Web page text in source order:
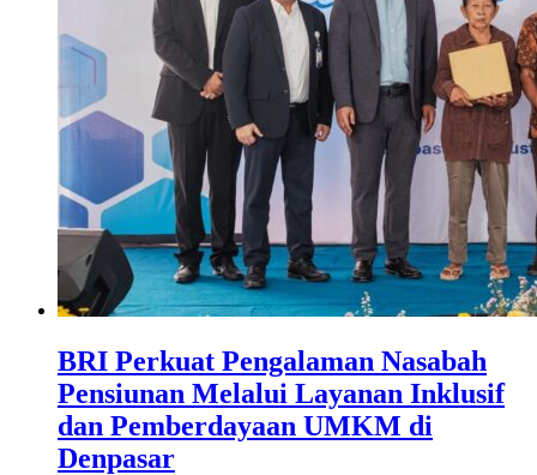
BRI Perkuat Pengalaman Nasabah
Pensiunan Melalui Layanan Inklusif
dan Pemberdayaan UMKM di
Denpasar